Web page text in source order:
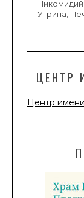
Угрина,
ЦЕНТР
Центр